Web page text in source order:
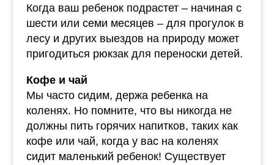
Когда ваш ребенок подрастет – начиная с
шести или семи месяцев – для прогулок в
лесу и других выездов на природу может
пригодиться рюкзак для переноски детей.
Кофе и чай
Мы часто сидим, держа ребенка на
коленях. Но помните, что вы никогда не
должны пить горячих напитков, таких как
кофе или чай, когда у вас на коленях
сидит маленький ребенок! Существует